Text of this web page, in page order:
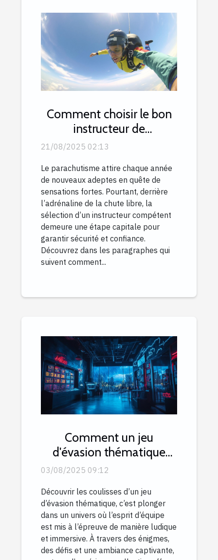
Comment choisir le bon
instructeur de
parachutisme ?
21/08/2025 02:13
Le parachutisme attire chaque année
de nouveaux adeptes en quête de
sensations fortes. Pourtant, derrière
l’adrénaline de la chute libre, la
sélection d’un instructeur compétent
demeure une étape capitale pour
garantir sécurité et confiance.
Découvrez dans les paragraphes qui
suivent comment...
Comment un jeu
d'évasion thématique
peut renforcer l'esprit
03/08/2025 09:12
Découvrir les coulisses d’un jeu
d’évasion thématique, c’est plonger
dans un univers où l’esprit d’équipe
est mis à l’épreuve de manière ludique
et immersive. À travers des énigmes,
des défis et une ambiance captivante,